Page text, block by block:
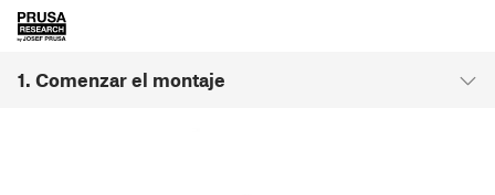
1. Comenzar el montaje